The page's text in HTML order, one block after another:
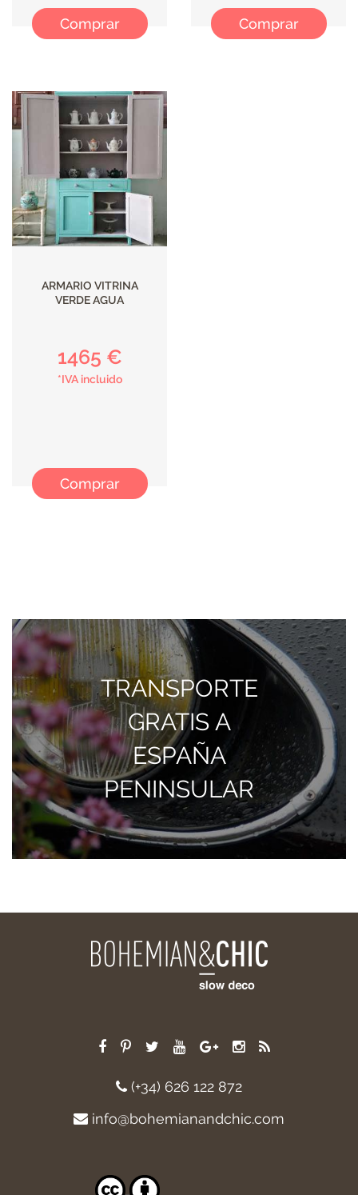
Comprar Comprar
ARMARIO VITRINA
VERDE AGUA
1465 €
*IVA incluido
Comprar
TRANSPORTE
GRATIS A
ESPAÑA
PENINSULAR
(+34) 626 122 872
info@bohemianandchic.com